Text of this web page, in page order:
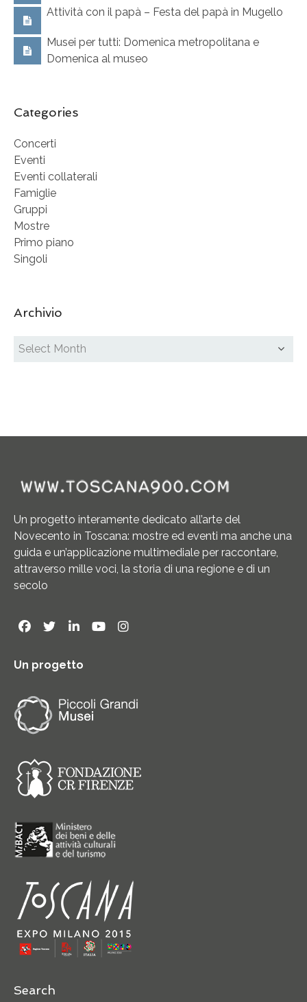
Attività con il papà – Festa del papà in Mugello
Musei per tutti: Domenica metropolitana e
Domenica al museo
Categories
Concerti
Eventi
Eventi collaterali
Famiglie
Gruppi
Mostre
Primo piano
Singoli
Archivio
Un progetto interamente dedicato all’arte del
Novecento in Toscana: mostre ed eventi ma anche una
guida e un’applicazione multimediale per raccontare,
attraverso mille voci, la storia di una regione e di un
secolo
Un progetto
Search